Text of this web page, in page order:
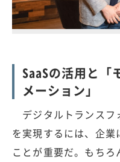
SaaSの活用と「
メーション」
デジタルトランスフ
を実現するには、企
ことが重要だ。もち